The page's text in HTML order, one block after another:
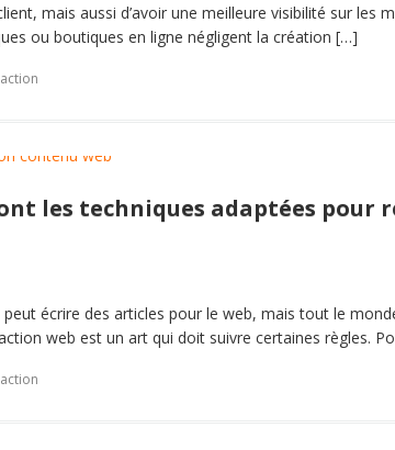
mais aussi d’avoir une meilleure visibilité sur les
ou boutiques en ligne négligent la création […]
les techniques adaptées pour
écrire des articles pour le web, mais tout le
web est un art qui doit suivre certaines règles.